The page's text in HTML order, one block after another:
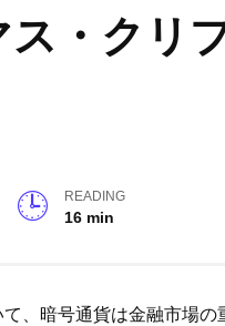
・クリ
READING
16 min
、暗号通貨は金融市場